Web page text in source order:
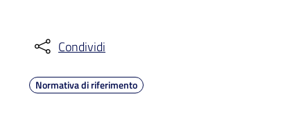
Condividi
Normativa di riferimento